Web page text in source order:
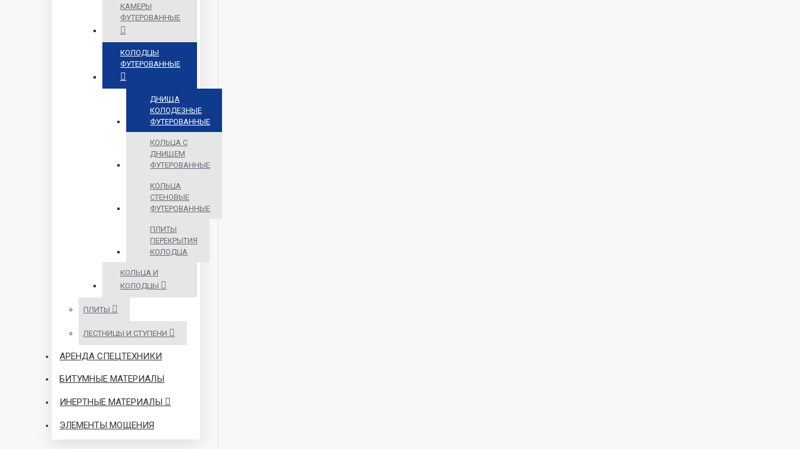
КАМЕРЫ
ФУТЕРОВАННЫЕ
КОЛОДЦЫ
ФУТЕРОВАННЫЕ
ДНИЩА
КОЛОДЕЗНЫЕ
ФУТЕРОВАННЫЕ
КОЛЬЦА С
ДНИЩЕМ
ФУТЕРОВАННЫЕ
КОЛЬЦА
СТЕНОВЫЕ
ФУТЕРОВАННЫЕ
ПЛИТЫ
ПЕРЕКРЫТИЯ
КОЛОДЦА
КОЛЬЦА И
КОЛОДЦЫ
ПЛИТЫ
ЛЕСТНИЦЫ И СТУПЕНИ
АРЕНДА СПЕЦТЕХНИКИ
БИТУМНЫЕ МАТЕРИАЛЫ
ИНЕРТНЫЕ МАТЕРИАЛЫ
ЭЛЕМЕНТЫ МОЩЕНИЯ